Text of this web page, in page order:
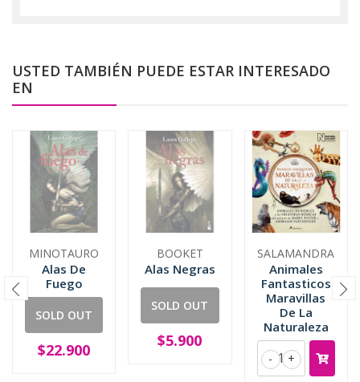
USTED TAMBIÉN PUEDE ESTAR INTERESADO
EN
MINOTAURO
Alas De
Fuego
SOLD OUT
$22.900
BOOKET
Alas Negras
SOLD OUT
$5.900
SALAMANDRA
Animales
Fantasticos
Maravillas
De La
Naturaleza
+
-